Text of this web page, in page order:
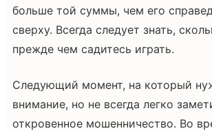
больше той суммы, чем его
сверху. Всегда следует знать,
прежде чем садитесь играть.
Следующий момент, на который
внимание, но не всегда легко
откровенное мошенничество. Во